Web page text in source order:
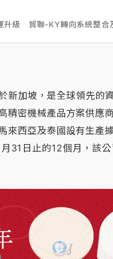
升級 貿聯-KY轉向系統整合
加坡，是全球領先的
精密機械產品方案供應
來西亞及泰國設有生產
31日止的12個月，該